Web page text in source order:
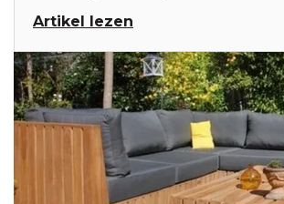
comfort en sfeer samenkomen.
je buitenruimte een plek te maken
een beetje vakantie beleeft.
Artikel lezen